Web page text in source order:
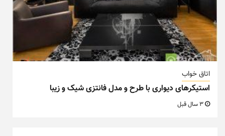
اتاق خواب
استیکرهای دیواری با طرح و مدل فانتزی شیک و زیبا